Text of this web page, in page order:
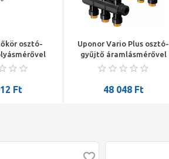
osztó-
külső
Ft
Uponor Vario Plus osztó-
gyűjtő áramlásmérővel
3×3/4"
48 048 Ft